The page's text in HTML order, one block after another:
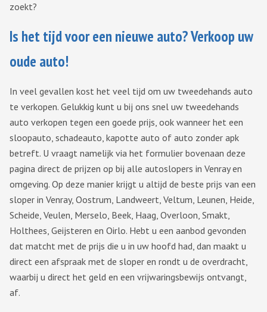
zoekt?
Is het tijd voor een nieuwe auto? Verkoop uw
oude auto!
In veel gevallen kost het veel tijd om uw tweedehands auto
te verkopen. Gelukkig kunt u bij ons snel uw tweedehands
auto verkopen tegen een goede prijs, ook wanneer het een
sloopauto, schadeauto, kapotte auto of auto zonder apk
betreft. U vraagt namelijk via het formulier bovenaan deze
pagina direct de prijzen op bij alle autoslopers in Venray en
omgeving. Op deze manier krijgt u altijd de beste prijs van een
sloper in Venray, Oostrum, Landweert, Veltum, Leunen, Heide,
Scheide, Veulen, Merselo, Beek, Haag, Overloon, Smakt,
Holthees, Geijsteren en Oirlo. Hebt u een aanbod gevonden
dat matcht met de prijs die u in uw hoofd had, dan maakt u
direct een afspraak met de sloper en rondt u de overdracht,
waarbij u direct het geld en een vrijwaringsbewijs ontvangt,
af.